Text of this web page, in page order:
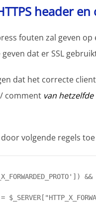
header
fouten zal geven
dat er SSL
dat het correcte
comment van
volgende regels